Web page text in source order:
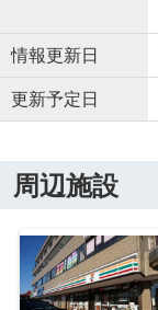
情報更新日
更新予定日
周辺施設